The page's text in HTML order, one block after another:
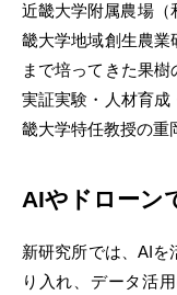
近畿大学附属農場（
畿大学地域創生農業
まで培ってきた果樹
実証実験・人材育成
畿大学特任教授の重
AIやドローン
新研究所では、AIを
り入れ、データ活